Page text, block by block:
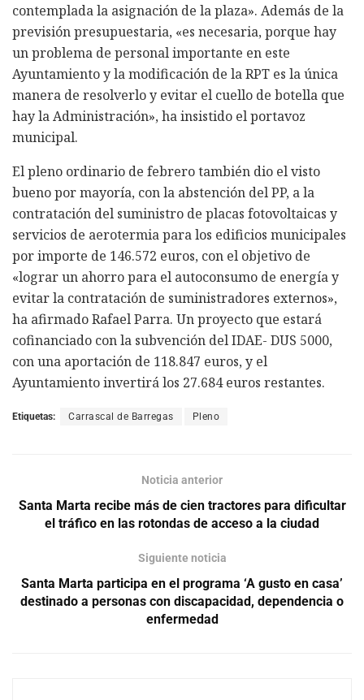
contemplada la asignación de la plaza». Además de la
previsión presupuestaria, «es necesaria, porque hay
un problema de personal importante en este
Ayuntamiento y la modificación de la RPT es la única
manera de resolverlo y evitar el cuello de botella que
hay la Administración», ha insistido el portavoz
municipal.
El pleno ordinario de febrero también dio el visto
bueno por mayoría, con la abstención del PP, a la
contratación del suministro de placas fotovoltaicas y
servicios de aerotermia para los edificios municipales
por importe de 146.572 euros, con el objetivo de
«lograr un ahorro para el autoconsumo de energía y
evitar la contratación de suministradores externos»,
ha afirmado Rafael Parra. Un proyecto que estará
cofinanciado con la subvención del IDAE- DUS 5000,
con una aportación de 118.847 euros, y el
Ayuntamiento invertirá los 27.684 euros restantes.
Etiquetas: Carrascal de Barregas Pleno
Noticia anterior
Santa Marta recibe más de cien tractores para dificultar
el tráfico en las rotondas de acceso a la ciudad
Siguiente noticia
Santa Marta participa en el programa ‘A gusto en casa’
destinado a personas con discapacidad, dependencia o
enfermedad